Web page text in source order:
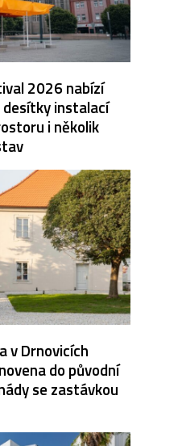
2026 nabízí
instalací
i několik
v Drnovicích
do původní
se zastávkou